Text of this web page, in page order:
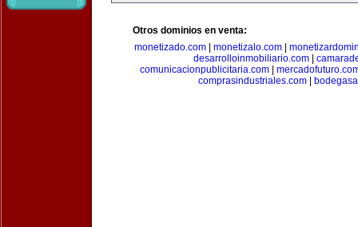
Otros dominios en venta:
monetizado.com
monetizalo.com
desarrolloinmobiliario.com
comunicacionpublicitaria.com|
comprasindustriales.com|